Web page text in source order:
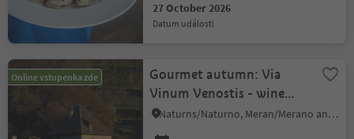
27 October 2026
datum události
Online vstupenka zde
Gourmet autumn: Via
Vinum Venostis - wine
growing in Kastelbell:
Köfelgut
Naturns/Naturno, Meran/Merano and environs